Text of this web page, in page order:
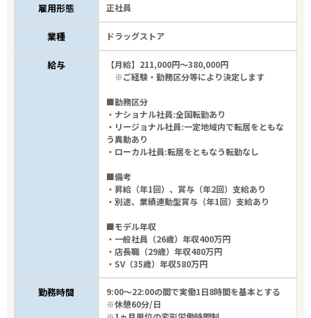
雇用形態 正社員
業種 ドラッグストア
給与
【月給】211,000円～380,000円
※ご経験・勤務区分等により決定します
■勤務区分
・ナショナル社員:全国転勤あり
・リージョナル社員:一定地域内で転居をともな
う異動あり
・ローカル社員:転居をともなう転勤なし
■備考
・昇給（年1回）、賞与（年2回）支給あり
・別途、業績連動型賞与（年1回）支給あり
■モデル年収
・一般社員（26歳）年収400万円
・店長職（29歳）年収480万円
・SV（35歳）年収580万円
勤務時間
9:00～22:00の間で実働1日8時間を基本とする
※休憩60分/日